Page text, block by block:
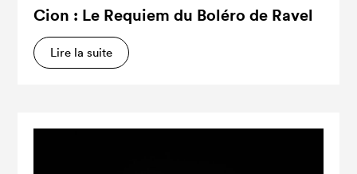
Cion : Le Requiem du Boléro de Ravel
Lire la suite